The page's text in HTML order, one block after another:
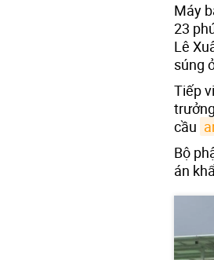
Máy
23
Lê
súng
Tiếp
cầu
Bộ
án